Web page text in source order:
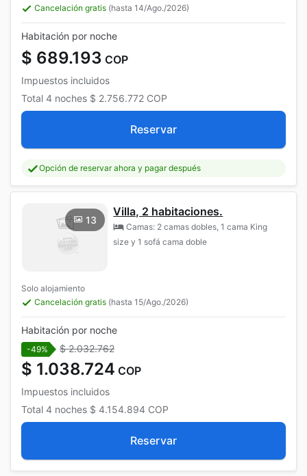
Cancelación gratis (hasta 14/Ago./2026)
Habitación por noche
$ 689.193 COP
Impuestos incluidos
Total 4 noches $ 2.756.772 COP
Reservar
Opción de reservar ahora y pagar después
13
Villa, 2 habitaciones.
Camas: 2 camas dobles, 1 cama King
size y 1 sofá cama doble
Solo alojamiento
Cancelación gratis (hasta 15/Ago./2026)
Habitación por noche
-49% $ 2.032.762
$ 1.038.724 COP
Impuestos incluidos
Total 4 noches $ 4.154.894 COP
Reservar